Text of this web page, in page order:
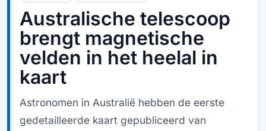
Australische telescoop
brengt magnetische
velden in het heelal in
kaart
Astronomen in Australië hebben de eerste
gedetailleerde kaart gepubliceerd van